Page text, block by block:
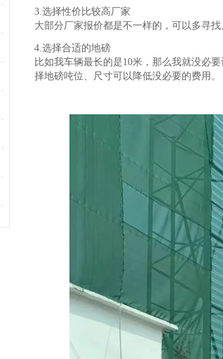
3.选择性价比较高厂家
大部分厂家报价都是不一样的，可以多寻
4.选择合适的地磅
比如我车辆最长的是10米，那么我就没必
择地磅吨位、尺寸可以降低没必要的费用。